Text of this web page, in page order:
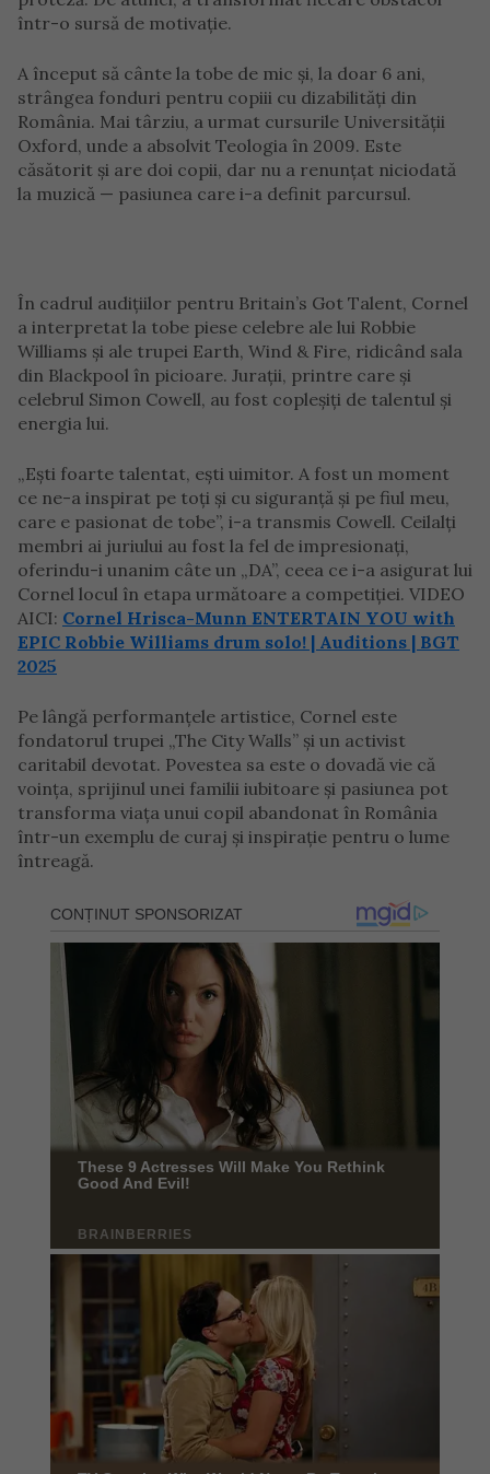
într-o sursă de motivație.
A început să cânte la tobe de mic și, la doar 6 ani,
strângea fonduri pentru copiii cu dizabilități din
România. Mai târziu, a urmat cursurile Universității
Oxford, unde a absolvit Teologia în 2009. Este
căsătorit și are doi copii, dar nu a renunțat niciodată
la muzică — pasiunea care i-a definit parcursul.
În cadrul audițiilor pentru Britain’s Got Talent, Cornel
a interpretat la tobe piese celebre ale lui Robbie
Williams și ale trupei Earth, Wind & Fire, ridicând sala
din Blackpool în picioare. Jurații, printre care și
celebrul Simon Cowell, au fost copleșiți de talentul și
energia lui.
„Ești foarte talentat, ești uimitor. A fost un moment
ce ne-a inspirat pe toți și cu siguranță și pe fiul meu,
care e pasionat de tobe”, i-a transmis Cowell. Ceilalți
membri ai juriului au fost la fel de impresionați,
oferindu-i unanim câte un „DA”, ceea ce i-a asigurat lui
Cornel locul în etapa următoare a competiției. VIDEO
AICI: Cornel Hrisca-Munn ENTERTAIN YOU with
EPIC Robbie Williams drum solo! | Auditions | BGT
2025
Pe lângă performanțele artistice, Cornel este
fondatorul trupei „The City Walls” și un activist
caritabil devotat. Povestea sa este o dovadă vie că
voința, sprijinul unei familii iubitoare și pasiunea pot
transforma viața unui copil abandonat în România
într-un exemplu de curaj și inspirație pentru o lume
întreagă.